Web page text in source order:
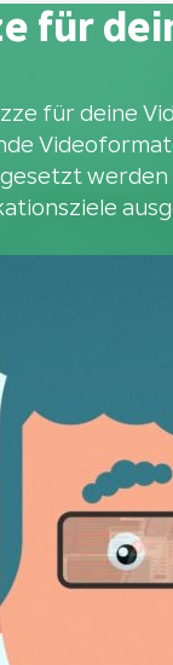
für
für deine